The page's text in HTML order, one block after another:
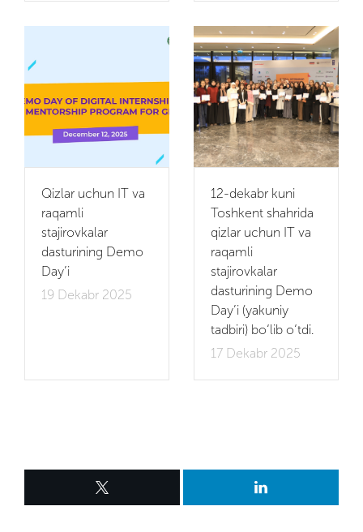
Qizlar uchun IT va
raqamli
stajirovkalar
dasturining Demo
Day’i
19 Dekabr 2025
12-dekabr kuni
Toshkent shahrida
qizlar uchun IT va
raqamli
stajirovkalar
dasturining Demo
Day’i (yakuniy
tadbiri) bo‘lib o‘tdi.
17 Dekabr 2025